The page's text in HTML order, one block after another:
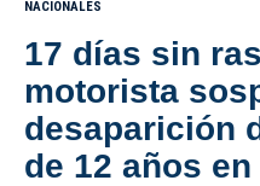
NACIONALES
17 días sin
motorista
desaparición
de 12 años